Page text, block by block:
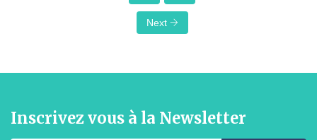
Next
Inscrivez vous à la Newsletter